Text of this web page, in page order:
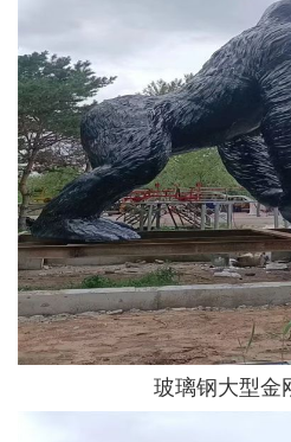
玻璃钢大型金